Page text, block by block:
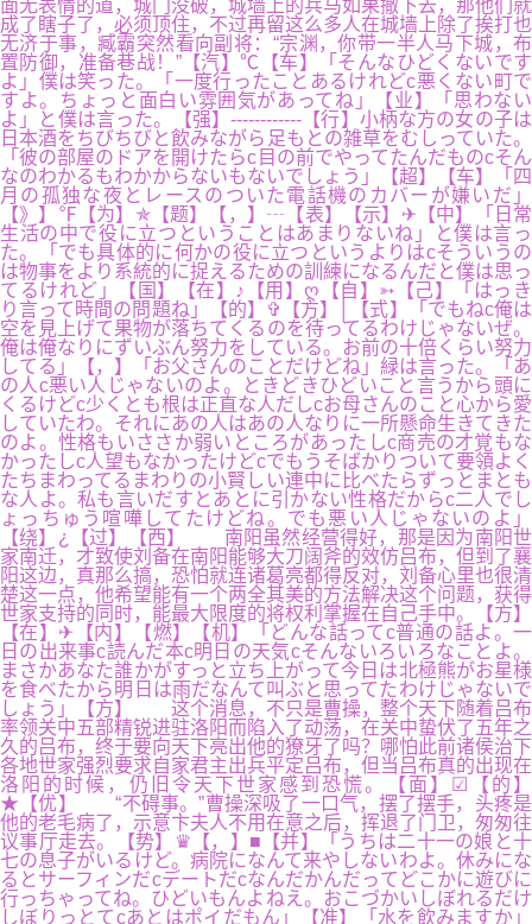
面无表情的道，城门没破，城墙上的兵马如果撤下去，那他们就
成了瞎子了，必须顶住，不过再留这么多人在城墙上除了挨打也
无济于事，臧霸突然看向副将：“宗渊，你带一半人马下城，布
置防御，准备巷战！”【汽】℃【车】「そんなひどくないです
よ」僕は笑った。「一度行ったことあるけれどc悪くない町で
すよ。ちょっと面白い雰囲気があってね」【业】「思わない
よ」と僕は言った。【强】------------【行】小柄な方の女の子は
日本酒をちびちびと飲みながら足もとの雑草をむしっていた。
「彼の部屋のドアを開けたらc目の前でやってたんだものcそん
なのわかるもわかからないもないでしょう」【超】【车】「四
月の孤独な夜とレースのついた電話機のカバーが嫌いだ」
【》】℉【为】✯【题】【，】┄【表】【示】✈【中】「日常
生活の中で役に立つということはあまりないね」と僕は言っ
た。「でも具体的に何かの役に立つというよりはcそういうの
は物事をより系統的に捉えるための訓練になるんだと僕は思っ
てるけれど」【国】【在】♪【用】ღ【自】➳【己】「はっき
り言って時間の問題ね」【的】✞【方】│【式】「でもねc俺は
空を見上げて果物が落ちてくるのを待ってるわけじゃないぜ。
俺は俺なりにずいぶん努力をしている。お前の十倍くらい努力
してる」【，】「お父さんのことだけどね」緑は言った。「あ
の人c悪い人じゃないのよ。ときどきひどいこと言うから頭に
くるけどc少くとも根は正直な人だしcお母さんのこと心から愛
していたわ。それにあの人はあの人なりに一所懸命生きてきた
のよ。性格もいささか弱いところがあったしc商売の才覚もな
かったしc人望もなかったけどcでもうそばかりついて要領よく
たちまわってるまわりの小賢しい連中に比べたらずっとまとも
な人よ。私も言いだすとあとに引かない性格だからc二人でし
ょっちゅう喧嘩してたけどね。でも悪い人じゃないのよ」
【绕】¿【过】【西】 南阳虽然经营得好，那是因为南阳世
家南迁，才致使刘备在南阳能够大刀阔斧的效仿吕布，但到了襄
阳这边，真那么搞，恐怕就连诸葛亮都得反对，刘备心里也很清
楚这一点，他希望能有一个两全其美的方法解决这个问题，获得
世家支持的同时，能最大限度的将权利掌握在自己手中。【方】
【在】✈【内】【燃】【机】「どんな話ってc普通の話よ。一
日の出来事c読んだ本c明日の天気cそんないろいろなことよ。
まさかあなた誰かがすっと立ち上がって今日は北極熊がお星様
を食べたから明日は雨だなんて叫ぶと思ってたわけじゃないで
しょう」【方】 这个消息，不只是曹操，整个天下随着吕布
率领关中五部精锐进驻洛阳而陷入了动荡，在关中蛰伏了五年之
久的吕布，终于要向天下亮出他的獠牙了吗？哪怕此前诸侯治下
各地世家强烈要求自家君主出兵平定吕布，但当吕布真的出现在
洛阳的时候，仍旧令天下世家感到恐慌。【面】☑【的】
★【优】 “不碍事。”曹操深吸了一口气，摆了摆手，头疼是
他的老毛病了，示意卞夫人不用在意之后，挥退了门卫，匆匆往
议事厅走去。【势】♛【，】■【并】「うちは二十一の娘と十
七の息子がいるけど。病院になんて来やしないわよ。休みにな
るとサーフィンだcデートだcなんだかんだってどこかに遊びに
行っちゃってね。ひどいもんよねえ。おこづかいしぼれるだけ
しぼりっとてcあとはポイだもん」【准】「水を飲みますか」